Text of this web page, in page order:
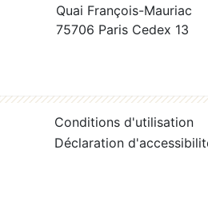
Quai François-Mauriac
75706 Paris Cedex 13
Conditions d'utilisation
Déclaration